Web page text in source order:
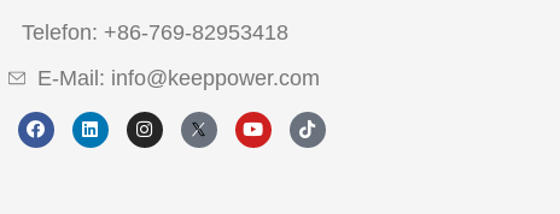
Telefon: +86-769-82953418
E-Mail: info@keeppower.com